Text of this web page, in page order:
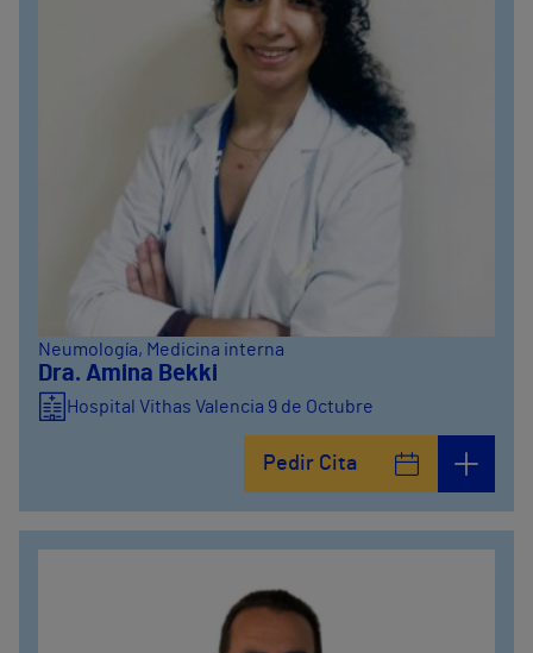
Neumología, Medicina interna
Dra. Amina Bekki
Hospital Vithas Valencia 9 de Octubre
Pedir Cita